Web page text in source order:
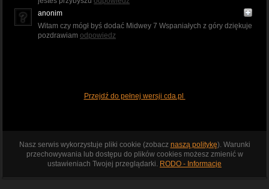
anonim
Witam czy mógł byś dodać Midwey 7 Wspaniałych z góry dziękuje
pozdrawiam odpowiedz
Przejdź do pełnej wersji cda.pl
Nasz serwis wykorzystuje pliki cookie (zobacz naszą politykę). Warunki
przechowywania lub dostępu do plików cookies możesz zmienić w
ustawieniach Twojej przeglądarki. RODO - Informacje